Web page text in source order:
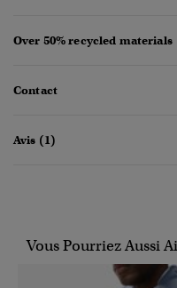
Over 50% recycled materials
Contact
Avis (1)
Vous Pourriez Aussi